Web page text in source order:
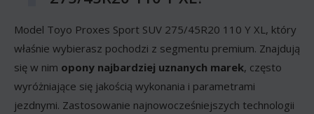
Model Toyo Proxes Sport SUV 275/45R20 110 Y XL, który
właśnie wybierasz pochodzi z segmentu premium. Znajdują
się w nim opony najbardziej uznanych marek, często
wyróżniające się jakością wykonania i parametrami
jezdnymi. Zastosowanie najnowocześniejszych technologii